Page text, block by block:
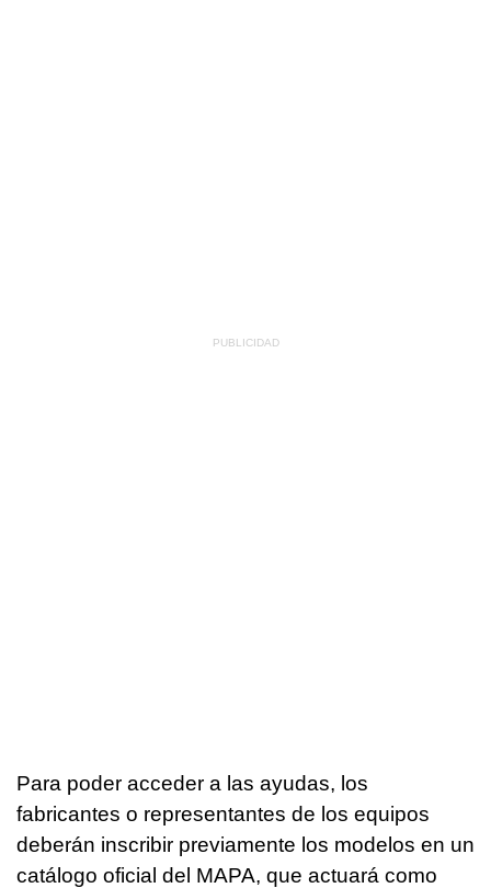
Para poder acceder a las ayudas, los
fabricantes o representantes de los equipos
deberán inscribir previamente los modelos en un
catálogo oficial del MAPA, que actuará como